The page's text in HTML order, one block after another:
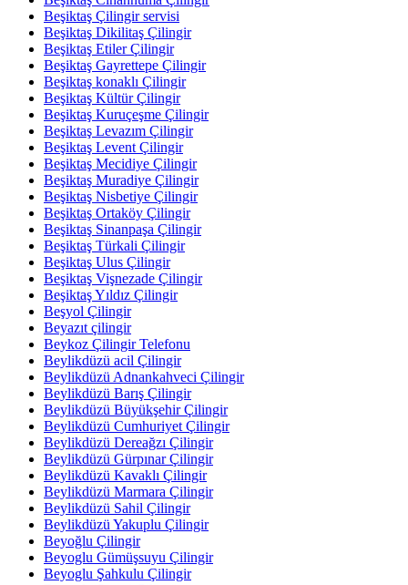
Beşiktaş Çilingir servisi
Beşiktaş Dikilitaş Çilingir
Beşiktaş Etiler Çilingir
Beşiktaş Gayrettepe Çilingir
Beşiktaş konaklı Çilingir
Beşiktaş Kültür Çilingir
Beşiktaş Kuruçeşme Çilingir
Beşiktaş Levazım Çilingir
Beşiktaş Levent Çilingir
Beşiktaş Mecidiye Çilingir
Beşiktaş Muradiye Çilingir
Beşiktaş Nisbetiye Çilingir
Beşiktaş Ortaköy Çilingir
Beşiktaş Sinanpaşa Çilingir
Beşiktaş Türkali Çilingir
Beşiktaş Ulus Çilingir
Beşiktaş Vişnezade Çilingir
Beşiktaş Yıldız Çilingir
Beşyol Çilingir
Beyazıt çilingir
Beykoz Çilingir Telefonu
Beylikdüzü acil Çilingir
Beylikdüzü Adnankahveci Çilingir
Beylikdüzü Barış Çilingir
Beylikdüzü Büyükşehir Çilingir
Beylikdüzü Cumhuriyet Çilingir
Beylikdüzü Dereağzı Çilingir
Beylikdüzü Gürpınar Çilingir
Beylikdüzü Kavaklı Çilingir
Beylikdüzü Marmara Çilingir
Beylikdüzü Sahil Çilingir
Beylikdüzü Yakuplu Çilingir
Beyoğlu Çilingir
Beyoglu Gümüşsuyu Çilingir
Beyoglu Şahkulu Çilingir